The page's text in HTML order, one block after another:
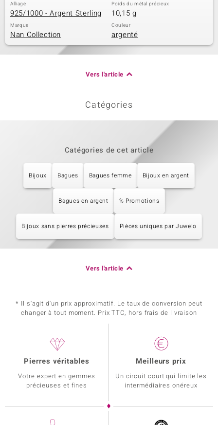
Alliage
925/1000 - Argent Sterling
Poids du métal précieux
10,15 g
Marque
Nan Collection
Couleur
argenté
Vers l'article
Catégories
Catégories de cet article
Bijoux Bagues Bagues femme Bijoux en argent
Bagues en argent % Promotions
Bijoux sans pierres précieuses Pièces uniques par Juwelo
Vers l'article
* Il s'agit d'un prix approximatif. Le taux de conversion peut
changer à tout moment. Prix TTC, hors frais de livraison
Pierres véritables
Votre expert en gemmes
précieuses et fines
Meilleurs prix
Un circuit court qui limite les
intermédiaires onéreux